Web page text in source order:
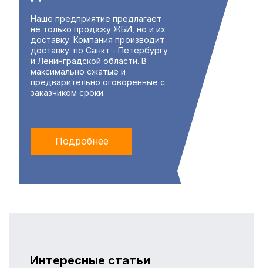
Наше предприятие предлагает
не только продажу ЖБИ, но и их
доставку. Компания производит
доставку: по Санкт - Петербургу
и Ленинградской области. В
максимально сжатые и
предварительно оговоренные с
заказчиком сроки.
Подробнее
Интересные статьи